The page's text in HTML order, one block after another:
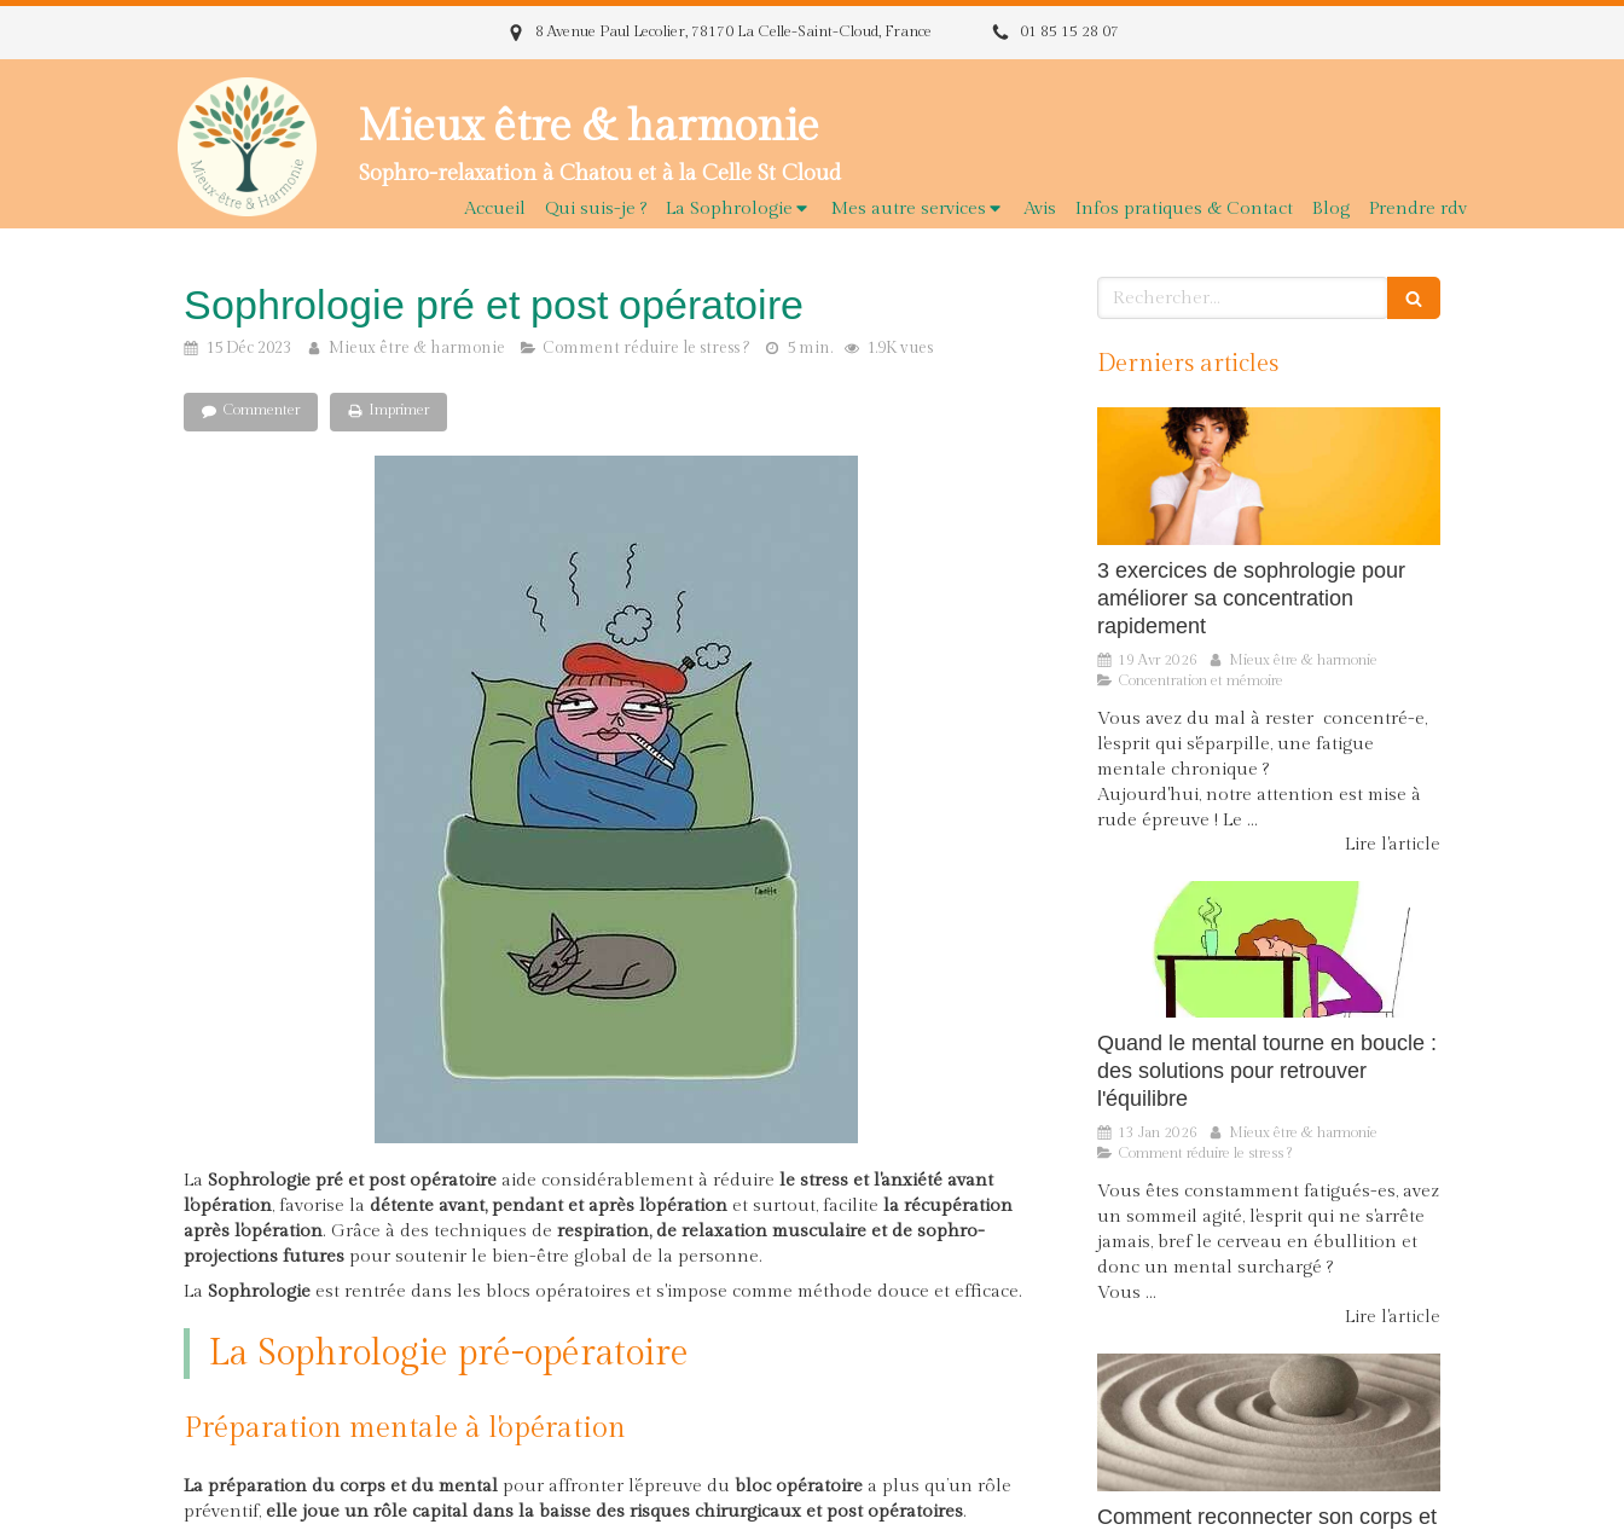
8 Avenue Paul Lecolier, 78170 La Celle-Saint-Cloud, France 01 85 15 28 07
Mieux être & harmonie
Sophro-relaxation à Chatou et à la Celle St Cloud
Accueil Qui suis-je ? La Sophrologie Mes autre services Avis Infos pratiques & Contact Blog Prendre rdv
Sophrologie pré et post opératoire
15 Déc 2023 Mieux être & harmonie Comment réduire le stress ? 5 min. 1.9K vues
Commenter Imprimer
La Sophrologie pré et post opératoire aide considérablement à réduire le stress et l'anxiété avant
l'opération, favorise la détente avant, pendant et après l'opération et surtout, facilite la récupération
après l'opération. Grâce à des techniques de respiration, de relaxation musculaire et de sophro-
projections futures pour soutenir le bien-être global de la personne.
La Sophrologie est rentrée dans les blocs opératoires et s'impose comme méthode douce et efficace.
La Sophrologie pré-opératoire
Préparation mentale à l'opération
La préparation du corps et du mental pour affronter l’épreuve du bloc opératoire a plus qu’un rôle
préventif, elle joue un rôle capital dans la baisse des risques chirurgicaux et post opératoires.
Rechercher
Derniers articles
3 exercices de sophrologie pour
améliorer sa concentration
rapidement
19 Avr 2026
Mieux être & harmonie
Concentration et mémoire
Vous avez du mal à rester concentré-e,
l'esprit qui s'éparpille, une fatigue
mentale chronique ?
Aujourd'hui, notre attention est mise à
rude épreuve ! Le ...
Lire l'article
Quand le mental tourne en boucle :
des solutions pour retrouver
l'équilibre
13 Jan 2026
Mieux être & harmonie
Comment réduire le stress ?
Vous êtes constamment fatigués-es, avez
un sommeil agité, l'esprit qui ne s'arrête
jamais, bref le cerveau en ébullition et
donc un mental surchargé ?
Vous ...
Lire l'article
Comment reconnecter son corps et